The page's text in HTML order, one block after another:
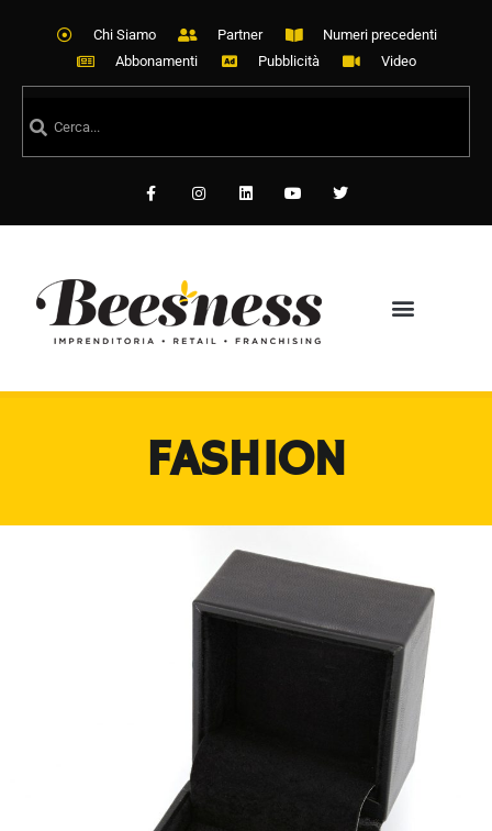
Chi Siamo Partner
Numeri precedenti
Abbonamenti
Pubblicità Video
FASHION